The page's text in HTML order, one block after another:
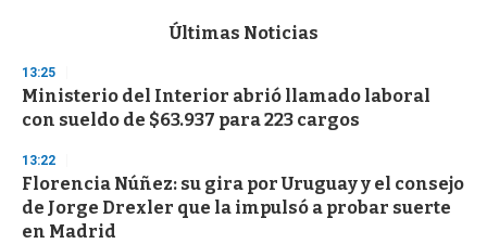
d
s
o
f
3
s
e
c
o
Últimas Noticias
13:25
Ministerio del Interior abrió llamado laboral
con sueldo de $63.937 para 223 cargos
13:22
Florencia Núñez: su gira por Uruguay y el consejo
de Jorge Drexler que la impulsó a probar suerte
en Madrid